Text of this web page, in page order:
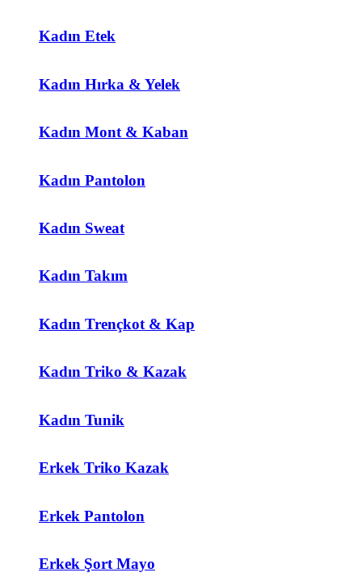
Kadın Etek
Kadın Hırka & Yelek
Kadın Mont & Kaban
Kadın Pantolon
Kadın Sweat
Kadın Takım
Kadın Trençkot & Kap
Kadın Triko & Kazak
Kadın Tunik
Erkek Triko Kazak
Erkek Pantolon
Erkek Şort Mayo